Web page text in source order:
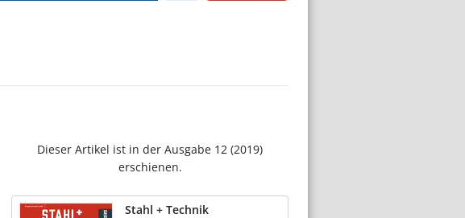
Dieser Artikel ist in der Ausgabe 12 (2019)
erschienen.
Stahl + Technik